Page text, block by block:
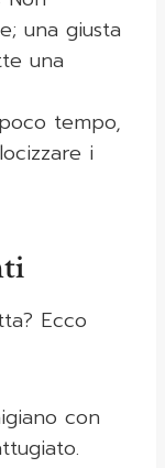
una giusta
una
tempo,
i
Ecco
con